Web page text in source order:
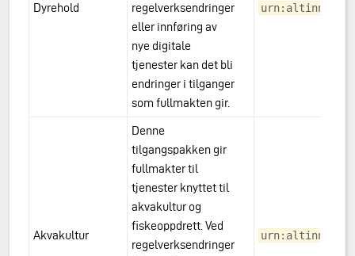
Dyrehold
regelverksendringer
eller innføring av
nye digitale
tjenester kan det bli
endringer i tilganger
som fullmakten gir.
Akvakultur
Denne
tilgangspakken gir
fullmakter til
tjenester knyttet til
akvakultur og
fiskeoppdrett. Ved
regelverksendringer